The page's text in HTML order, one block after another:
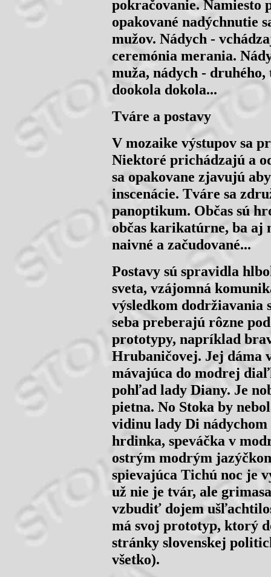
pokračovanie. Namiesto
opakované nadýchnutie
mužov. Nádych -
ceremónia merania.
muža, nádych -
dookola dokola...
Tváre a postavy
V mozaike výstupov sa
Niektoré prichádzajú a
sa opakovane zjavujú
inscenácie. Tváre sa
panoptikum. Občas sú
občas karikatúrne, ba aj
naivné a začudované...
Postavy sú spravidla
sveta, vzájomná
výsledkom dodržiavania
seba preberajú rôzne
prototypy, napríklad
Hrubaničovej. Jej dáma
mávajúca do modrej
pohľad lady Diany. Je
pietna. No Stoka by
vidinu lady Di
hrdinka, speváčka v
ostrým modrým
spievajúca Tichú noc je
už nie je tvár, ale
vzbudiť dojem
má svoj prototyp, ktorý
stránky slovenskej
všetko).